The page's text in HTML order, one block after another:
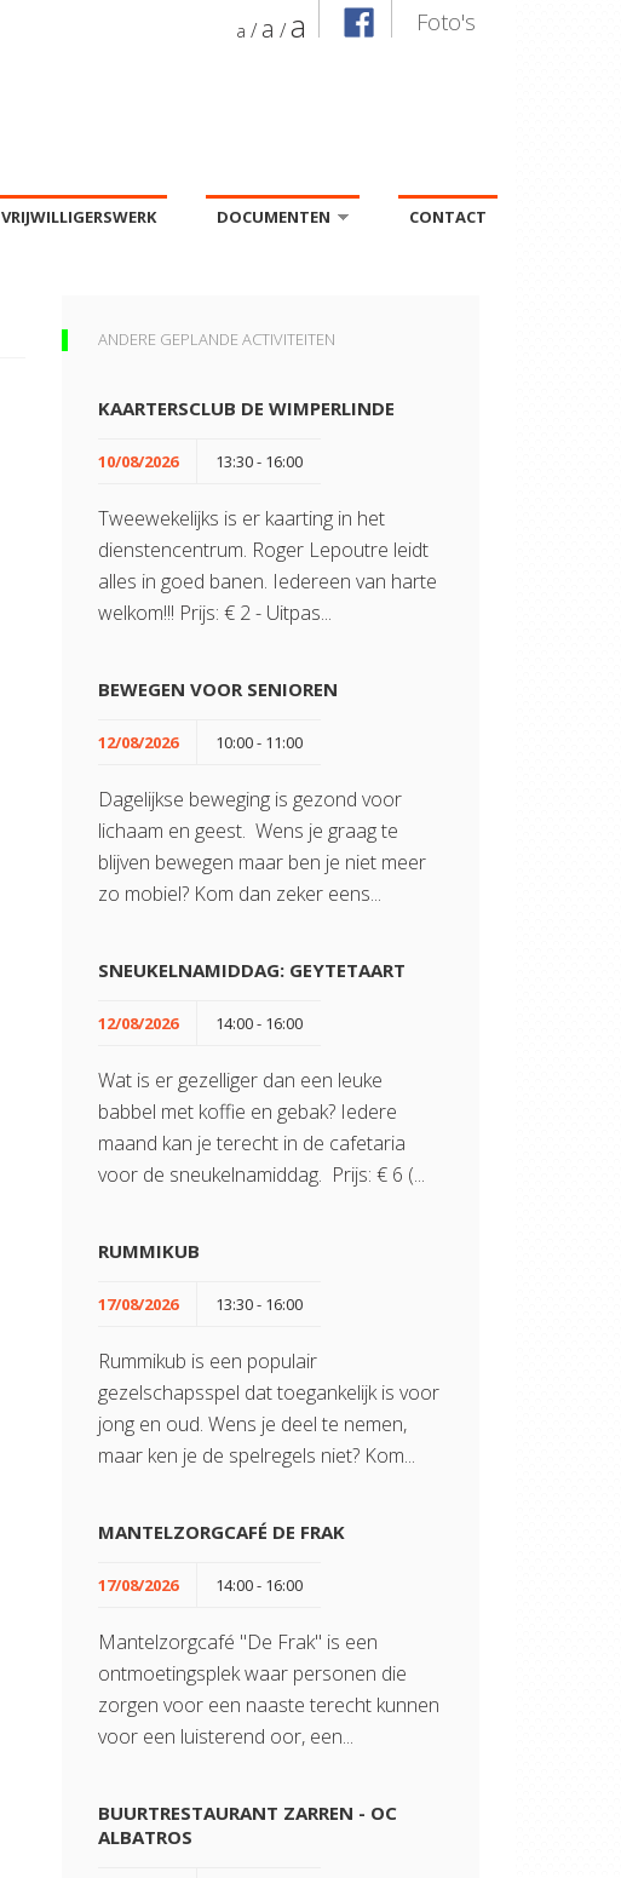
a / a /a Foto's
VRIJWILLIGERSWERK
DOCUMENTEN
CONTACT
ANDERE GEPLANDE ACTIVITEITEN
KAARTERSCLUB DE WIMPERLINDE
10/08/2026 13:30 - 16:00
Tweewekelijks is er kaarting in het
dienstencentrum. Roger Lepoutre leidt
alles in goed banen. Iedereen van harte
welkom!!! Prijs: € 2 - Uitpas...
BEWEGEN VOOR SENIOREN
12/08/2026 10:00 - 11:00
Dagelijkse beweging is gezond voor
lichaam en geest. Wens je graag te
blijven bewegen maar ben je niet meer
zo mobiel? Kom dan zeker eens...
SNEUKELNAMIDDAG: GEYTETAART
12/08/2026 14:00 - 16:00
Wat is er gezelliger dan een leuke
babbel met koffie en gebak? Iedere
maand kan je terecht in de cafetaria
voor de sneukelnamiddag. Prijs: € 6 (...
RUMMIKUB
17/08/2026 13:30 - 16:00
Rummikub is een populair
gezelschapsspel dat toegankelijk is voor
jong en oud. Wens je deel te nemen,
maar ken je de spelregels niet? Kom...
MANTELZORGCAFÉ DE FRAK
17/08/2026 14:00 - 16:00
Mantelzorgcafé "De Frak" is een
ontmoetingsplek waar personen die
zorgen voor een naaste terecht kunnen
voor een luisterend oor, een...
BUURTRESTAURANT ZARREN - OC
ALBATROS